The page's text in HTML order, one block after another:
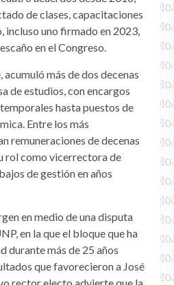
de clases, capacitaciones
incluso uno firmado en 2023,
en el Congreso.
más de dos decenas
de estudios, con encargos
hasta puestos de
Entre los más
remuneraciones de decenas
rol como vicerrectora de
de gestión en años
en medio de una disputa
en la que el bloque que ha
durante más de 25 años
que favorecieron a José